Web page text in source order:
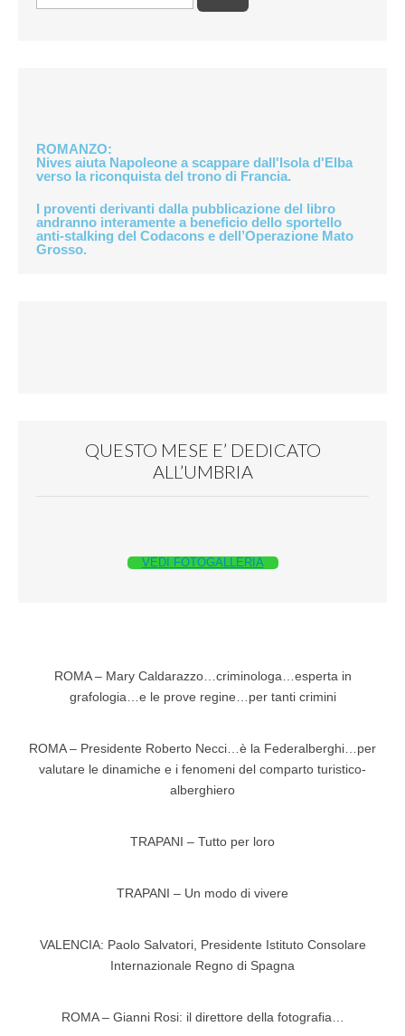
ROMANZO:
Nives aiuta Napoleone a scappare dall'Isola d'Elba
verso la riconquista del trono di Francia.
I proventi derivanti dalla pubblicazione del libro
andranno interamente a beneficio dello sportello
anti-stalking del Codacons e dell’Operazione Mato
Grosso.
QUESTO MESE E’ DEDICATO
ALL’UMBRIA
VEDI FOTOGALLERIA
ROMA – Mary Caldarazzo…criminologa…esperta in
grafologia…e le prove regine…per tanti crimini
ROMA – Presidente Roberto Necci…è la Federalberghi…per
valutare le dinamiche e i fenomeni del comparto turistico-
alberghiero
TRAPANI – Tutto per loro
TRAPANI – Un modo di vivere
VALENCIA: Paolo Salvatori, Presidente Istituto Consolare
Internazionale Regno di Spagna
ROMA – Gianni Rosi: il direttore della fotografia…